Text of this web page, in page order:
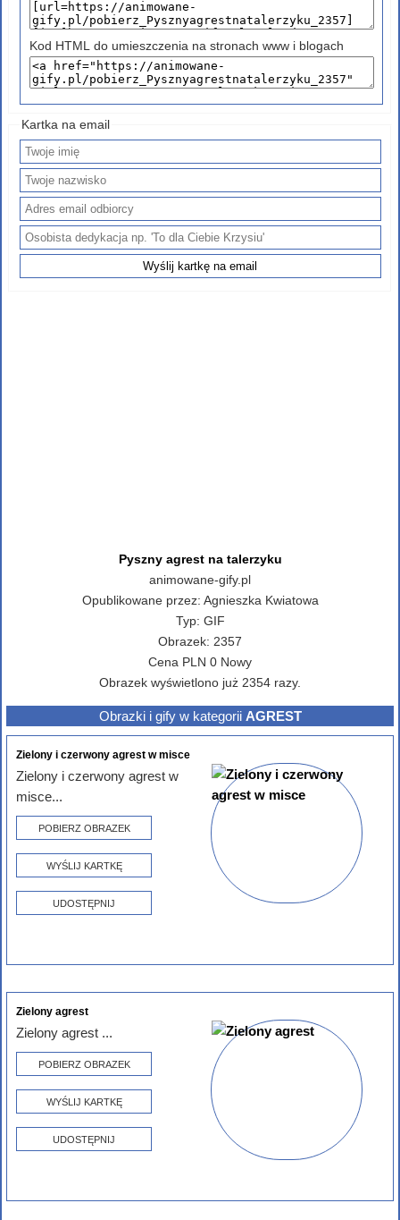
Kod HTML do umieszczenia na stronach www i blogach
Kartka na email
Pyszny agrest na talerzyku
animowane-gify.pl
Opublikowane przez: Agnieszka Kwiatowa
Typ: GIF
Obrazek: 2357
Cena PLN 0 Nowy
Obrazek wyświetlono już 2354 razy.
Obrazki i gify w kategorii AGREST
Zielony i czerwony agrest w misce
Zielony i czerwony agrest w
misce...
POBIERZ OBRAZEK
WYŚLIJ KARTKĘ
UDOSTĘPNIJ
Zielony agrest
Zielony agrest ...
POBIERZ OBRAZEK
WYŚLIJ KARTKĘ
UDOSTĘPNIJ